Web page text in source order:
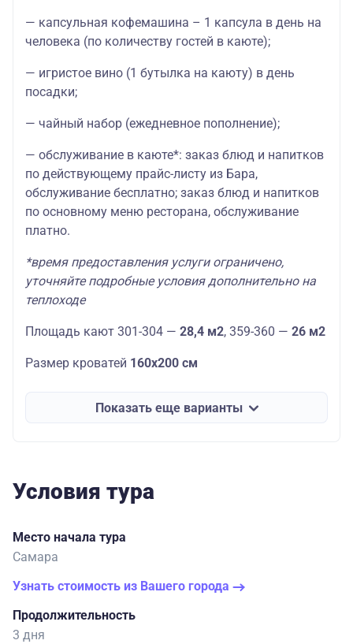
— капсульная кофемашина – 1 капсула в день на
человека (по количеству гостей в каюте);
— игристое вино (1 бутылка на каюту) в день
посадки;
— чайный набор (ежедневное пополнение);
— обслуживание в каюте*: заказ блюд и напитков
по действующему прайс-листу из Бара,
обслуживание бесплатно; заказ блюд и напитков
по основному меню ресторана, обслуживание
платно.
*время предоставления услуги ограничено,
уточняйте подробные условия дополнительно на
теплоходе
Площадь кают 301-304 — 28,4 м2, 359-360 — 26 м2
Размер кроватей 160х200 см
Показать еще варианты
Условия тура
Место начала тура
Самара
Узнать стоимость из Вашего города
Продолжительность
3 дня